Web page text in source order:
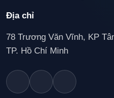
Địa chỉ
78 Trương Văn Vĩnh, KP
TP. Hồ Chí Minh